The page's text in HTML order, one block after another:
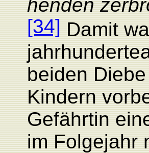
henden
[34]Damit
beiden
Kindern
Gefährtin
im Folgejahr